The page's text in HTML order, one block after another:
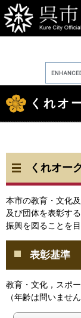
ー
ジ
の
ニ
ュ
ー
本
へ
文
くれオ
くれオー
本市の教育・文化
及び団体を表彰す
振興を図ることを
表彰基準
教育・文化，スポ
（年齢は問いません